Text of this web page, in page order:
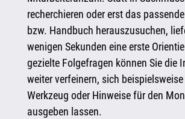
recherchieren oder erst das
bzw. Handbuch herauszusuchen,
wenigen Sekunden eine erste
gezielte Folgefragen können Sie die
weiter verfeinern, sich
Werkzeug oder Hinweise für den
ausgeben lassen.